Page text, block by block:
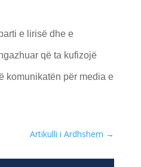
e lirisë dhe e
që ta kufizojë
komunikatën për media e
Artikulli i Ardhshëm →